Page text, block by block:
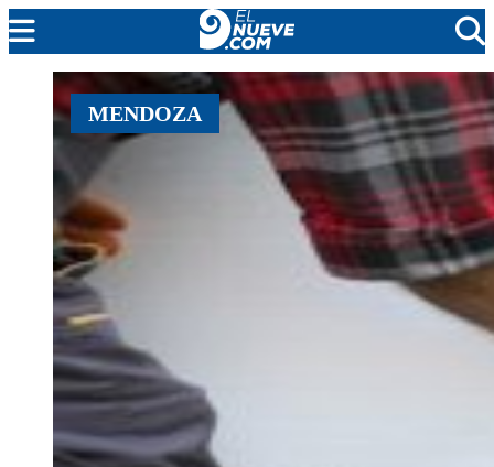
MENDOZA
CADA DÍA
ARGENTINA
NOTICIERO 9
PROTAGONISTAS
EL NUEVE STREAMS
PROGRAMACIÓN
EN VIVO
MENDOZA